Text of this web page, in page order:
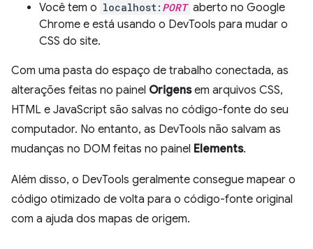
Você tem o localhost: PORT aberto no Google
Chrome e está usando o DevTools para mudar o
CSS do site.
Com uma pasta do espaço de trabalho conectada, as
alterações feitas no painel Origensem arquivos CSS,
HTML e JavaScript são salvas no código-fonte do seu
computador. No entanto, as DevTools não salvam as
mudanças no DOM feitas no painel Elements.
Além disso, o DevTools geralmente consegue mapear o
código otimizado de volta para o código-fonte original
com a ajuda dos mapas de origem.